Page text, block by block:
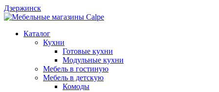
Дзержинск
Каталог
Кухни
Готовые кухни
Модульные кухни
Мебель в гостиную
Мебель в детскую
Комоды